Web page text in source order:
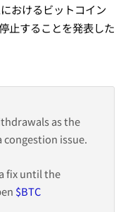
おけるビットコイン
止することを発表した
as the
issue.
fix until the
$BTC